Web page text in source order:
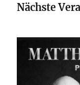
Nächste